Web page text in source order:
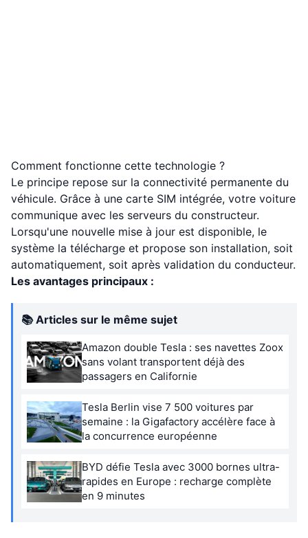
Comment fonctionne cette technologie ?
Le principe repose sur la connectivité permanente du
véhicule. Grâce à une carte SIM intégrée, votre voiture
communique avec les serveurs du constructeur.
Lorsqu'une nouvelle mise à jour est disponible, le
système la télécharge et propose son installation, soit
automatiquement, soit après validation du conducteur.
Les avantages principaux :
📚 Articles sur le même sujet
Amazon double Tesla : ses navettes Zoox
sans volant transportent déjà des
passagers en Californie
Tesla Berlin vise 7 500 voitures par
semaine : la Gigafactory accélère face à
la concurrence européenne
BYD défie Tesla avec 3000 bornes ultra-
rapides en Europe : recharge complète
en 9 minutes